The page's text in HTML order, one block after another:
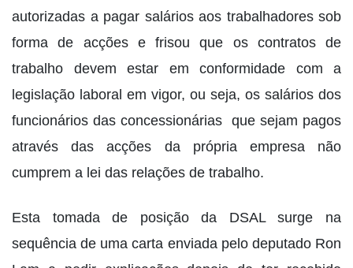
autorizadas a pagar salários aos trabalhadores sob
forma de acções e frisou que os contratos de
trabalho devem estar em conformidade com a
legislação laboral em vigor, ou seja, os salários dos
funcionários das concessionárias que sejam pagos
através das acções da própria empresa não
cumprem a lei das relações de trabalho.
Esta tomada de posição da DSAL surge na
sequência de uma carta enviada pelo deputado Ron